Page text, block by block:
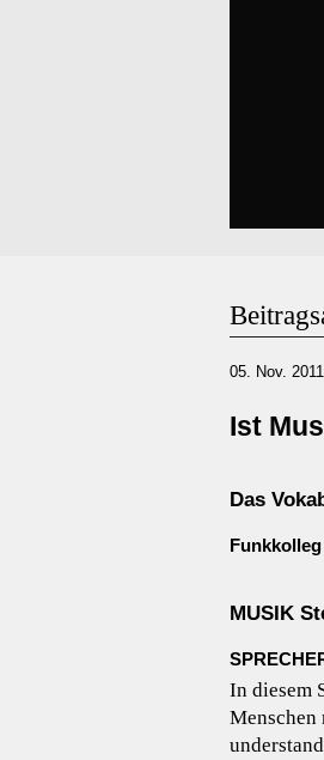
05. Nov. 2011
Ist
Das
Funkkolleg
MUSIK
In diesem